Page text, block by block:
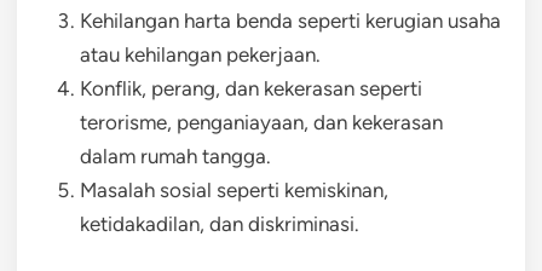
Kehilangan harta benda seperti kerugian usaha
atau kehilangan pekerjaan.
Konflik, perang, dan kekerasan seperti
terorisme, penganiayaan, dan kekerasan
dalam rumah tangga.
Masalah sosial seperti kemiskinan,
ketidakadilan, dan diskriminasi.